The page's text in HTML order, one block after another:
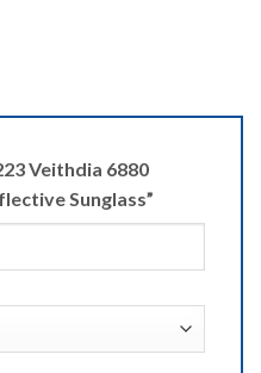
Veithdia 6880
Sunglass”